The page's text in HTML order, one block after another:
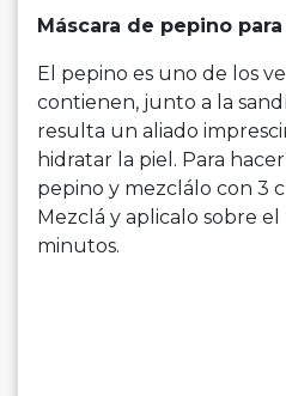
Máscara de pepino
El pepino es uno de los
contienen, junto a la
resulta un aliado
hidratar la piel. Para hacer
pepino y mezclálo con 3
Mezclá y aplicalo sobre
minutos.